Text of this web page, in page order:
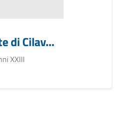
di Cilav...
XXIII